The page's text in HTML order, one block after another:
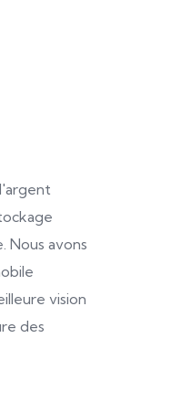
Nous avons
vision
des